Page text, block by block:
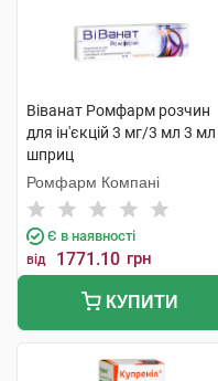
Віванат Ромфарм розчин
для ін'єкцій 3 мг/3 мл 3 мл
шприц
Ромфарм Компані
Є в наявності
від 1771.10 грн
КУПИТИ